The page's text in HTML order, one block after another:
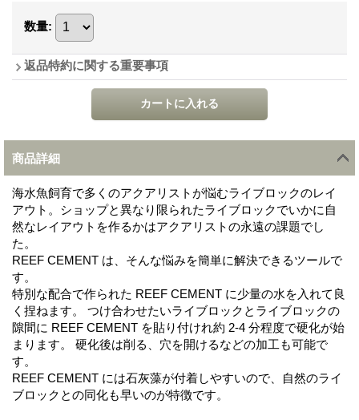
数量:
返品特約に関する重要事項
商品詳細
海水魚飼育で多くのアクアリストが悩むライブロックのレイ
アウト。ショップと異なり限られたライブロックでいかに自
然なレイアウトを作るかはアクアリストの永遠の課題でし
た。
REEF CEMENT は、そんな悩みを簡単に解決できるツールで
す。
特別な配合で作られた REEF CEMENT に少量の水を入れて良
く捏ねます。 つけ合わせたいライブロックとライブロックの
隙間に REEF CEMENT を貼り付けれ約 2-4 分程度で硬化が始
まります。 硬化後は削る、穴を開けるなどの加工も可能で
す。
REEF CEMENT には石灰藻が付着しやすいので、自然のライ
ブロックとの同化も早いのが特徴です。